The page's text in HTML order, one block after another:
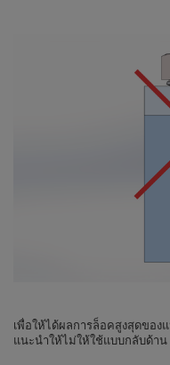
เพื่อให้ได้ผลการล็อคสูงสุดของแ
แนะนำให้ไม่ให้ใช้แบบกลับด้าน